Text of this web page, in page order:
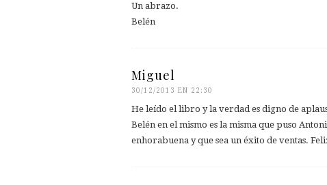
Un abrazo.
Belén
Miguel
30/12/2013 EN 22:30
He leído el libro y la verdad es digno de
Belén en el mismo es la misma que puso
enhorabuena y que sea un éxito de ventas.